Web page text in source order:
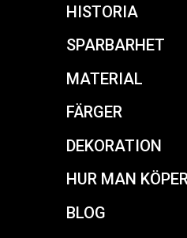
HISTORIA
SPARBARHET
MATERIAL
FÄRGER
DEKORATION
HUR MAN
BLOG